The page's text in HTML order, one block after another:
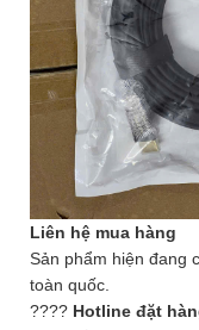
Liên hệ mua hàng
Sản phẩm hiện đang
toàn quốc.
???? Hotline đặt